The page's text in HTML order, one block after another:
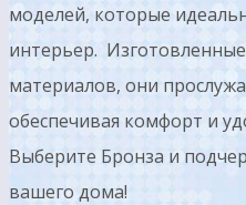
моделей, которые
интерьер.
материалов, они
обеспечивая комфорт и
Выберите Бронза и
вашего дома!